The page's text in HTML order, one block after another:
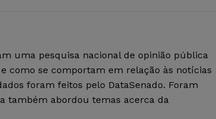
uma pesquisa nacional de opinião pública
como se comportam em relação às notícias
foram feitos pelo DataSenado. Foram
também abordou temas acerca da